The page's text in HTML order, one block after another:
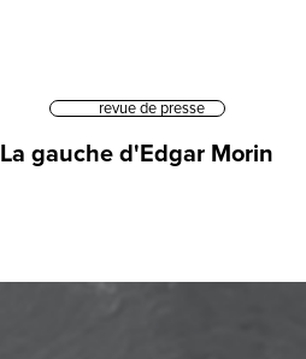
revue de presse
La gauche d'Edgar Morin